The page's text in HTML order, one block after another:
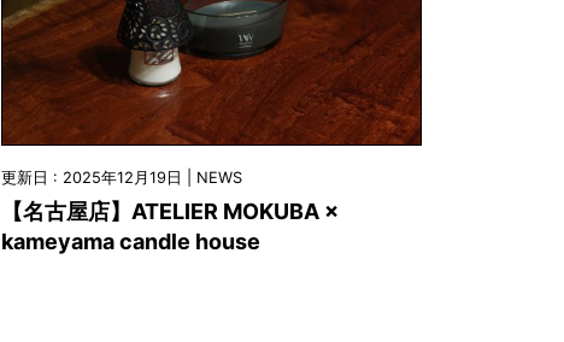
更新日 : 2025年12月19日 | NEWS
【名古屋店】ATELIER MOKUBA ×
kameyama candle house